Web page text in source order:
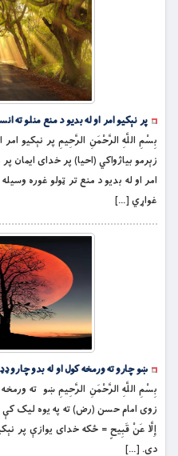
پر نېکيو امر او له بديو د منع منلو ته
بِسْمِ اللَّهِ الرَّحْمَنِ الرَّحِيمِ پر نېکيو
زېرمو بياژواکي (احیا) پر خداى ايمان
امر او له بديو د منع تر ټولو غوره
غواړي […]
ښو چارو ته ورمخه کول او له بدو چارو
بِسْمِ اللَّهِ الرَّحْمَنِ الرَّحِيمِ ښو ته
زوی امام حسن (رض) ته په یوه لیک کې
إِلَّا عَنْ قَبِيحٍ = ځکه خداى يوازې پر
دى. […]